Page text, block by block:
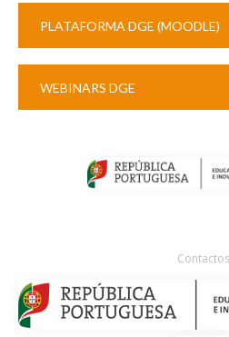
PLATAFORMA DGE (MOODLE)
WEBINARS DGE
Contactos